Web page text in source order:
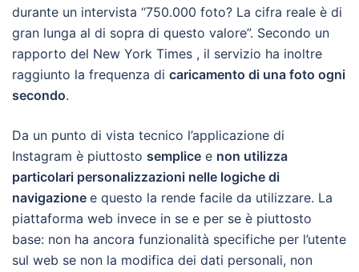
durante un intervista “750.000 foto? La cifra reale è di
gran lunga al di sopra di questo valore”. Secondo un
rapporto del New York Times , il servizio ha inoltre
raggiunto la frequenza di caricamento di una foto ogni
secondo.
Da un punto di vista tecnico l’applicazione di
Instagram è piuttosto semplice e non utilizza
particolari personalizzazioni nelle logiche di
navigazione e questo la rende facile da utilizzare. La
piattaforma web invece in se e per se è piuttosto
base: non ha ancora funzionalità specifiche per l’utente
sul web se non la modifica dei dati personali, non